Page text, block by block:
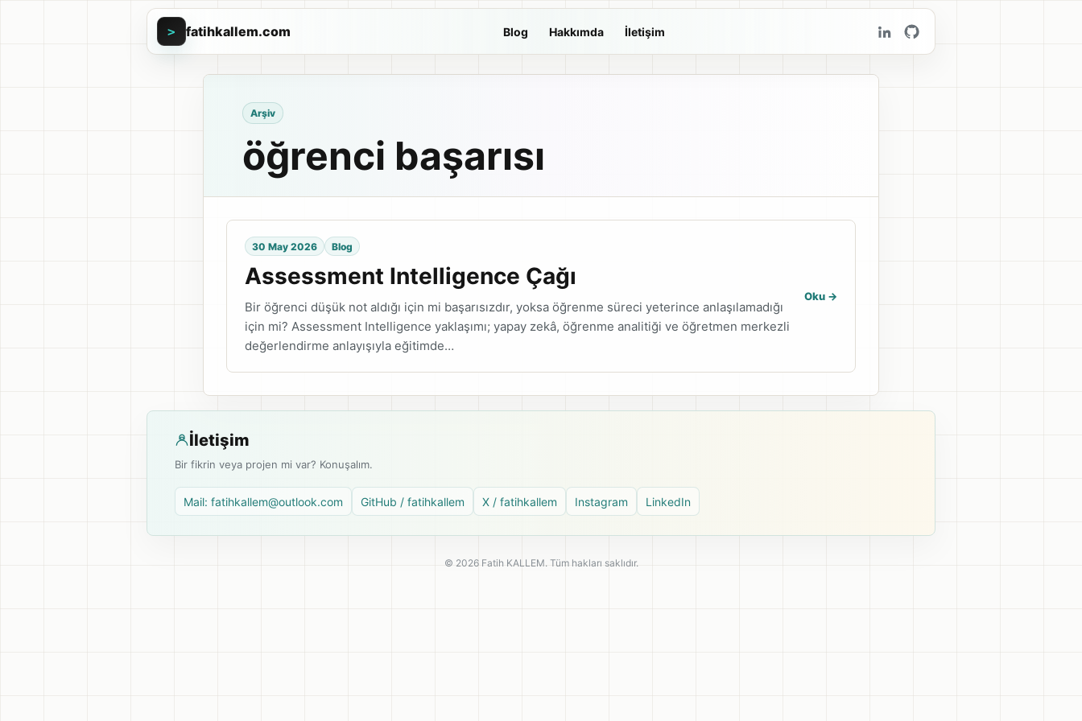
> fatihkallem.com Blog Hakkımda İletişim
Arşiv
öğrenci başarısı
30 May 2026 Blog
Assessment Intelligence Çağı
Bir öğrenci düşük not aldığı için mi başarısızdır, yoksa öğrenme süreci yeterince anlaşılamadığı
için mi? Assessment Intelligence yaklaşımı; yapay zekâ, öğrenme analitiği ve öğretmen merkezli
değerlendirme anlayışıyla eğitimde…
Oku ->
İletişim
Bir fikrin veya projen mi var? Konuşalım.
Mail: fatihkallem@outlook.com GitHub / fatihkallem X / fatihkallem Instagram LinkedIn
© 2026 Fatih KALLEM. Tüm hakları saklıdır.